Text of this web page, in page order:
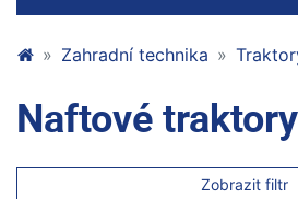
Zahradní technika
Naftové traktory
Zobrazit filtr